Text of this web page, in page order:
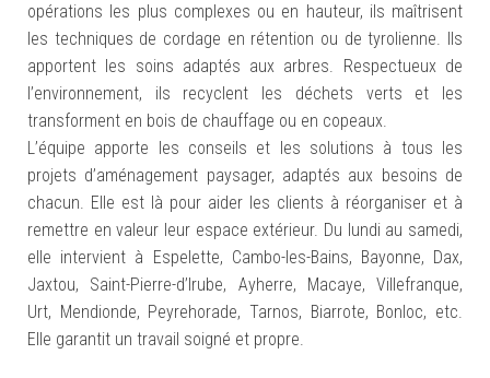
opérations les plus complexes ou en hauteur, ils maîtrisent
les techniques de cordage en rétention ou de tyrolienne. Ils
apportent les soins adaptés aux arbres. Respectueux de
l’environnement, ils recyclent les déchets verts et les
transforment en bois de chauffage ou en copeaux.
L’équipe apporte les conseils et les solutions à tous les
projets d’aménagement paysager, adaptés aux besoins de
chacun. Elle est là pour aider les clients à réorganiser et à
remettre en valeur leur espace extérieur. Du lundi au samedi,
elle intervient à Espelette, Cambo-les-Bains, Bayonne, Dax,
Jaxtou, Saint-Pierre-d’Irube, Ayherre, Macaye, Villefranque,
Urt, Mendionde, Peyrehorade, Tarnos, Biarrote, Bonloc, etc.
Elle garantit un travail soigné et propre.